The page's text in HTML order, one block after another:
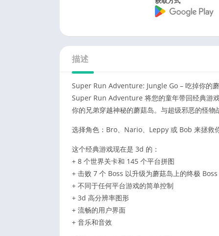
描述
Super Run Adventure: Jungle Go – 吃掉你的
Super Run Adventure 将您的童年带回经典游
你的兄弟穿越神秘的蘑菇岛。与超级邪恶的怪
选择角色：Bro、Nario、Leppy 或 Bob 来拯救
这个经典游戏现在是 3d 的：
+ 8 个世界关卡和 145 个平台拼图
+ 击败 7 个 Boss 以升级为蘑菇岛上的终极 Boss
+ 不同于任何平台游戏的简单控制
+ 3d 高分辨率图形
+ 流畅的用户界面
+ 音乐和音效